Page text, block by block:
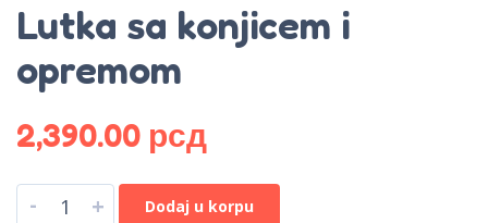
Lutka sa konjicem i
opremom
2,390.00 рсд
- + Dodaj u korpu